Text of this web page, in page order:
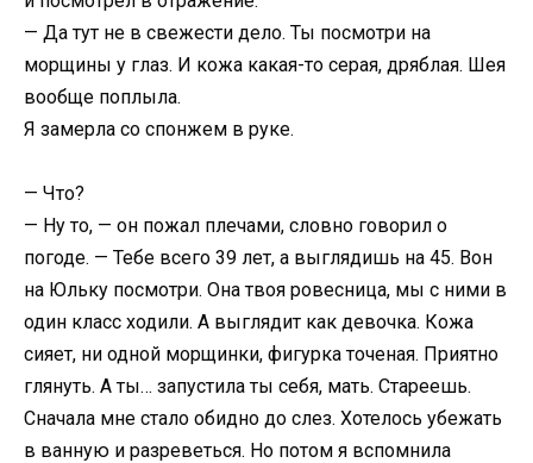
— Да тут не в свежести дело. Ты посмотри на
морщины у глаз. И кожа какая-то серая, дряблая. Шея
вообще поплыла.
Я замерла со спонжем в руке.
— Что?
— Ну то, — он пожал плечами, словно говорил о
погоде. — Тебе всего 39 лет, а выглядишь на 45. Вон
на Юльку посмотри. Она твоя ровесница, мы с ними в
один класс ходили. А выглядит как девочка. Кожа
сияет, ни одной морщинки, фигурка точеная. Приятно
глянуть. А ты… запустила ты себя, мать. Стареешь.
Сначала мне стало обидно до слез. Хотелось убежать
в ванную и разреветься. Но потом я вспомнила